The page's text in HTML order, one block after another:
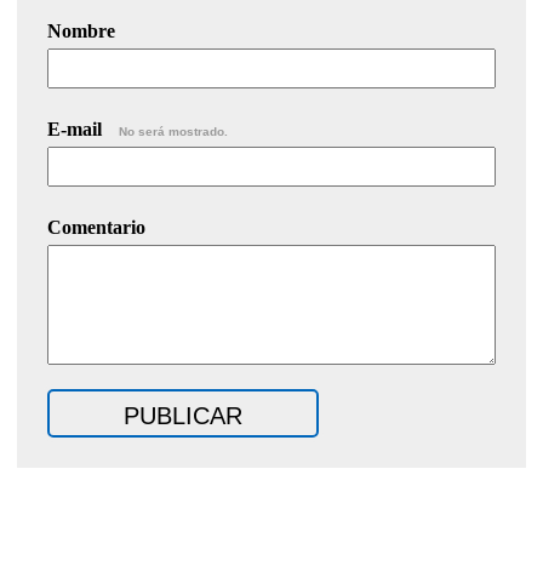
Nombre
E-mail No será mostrado.
Comentario